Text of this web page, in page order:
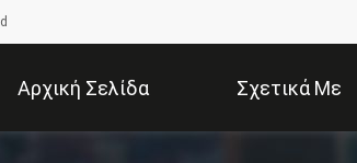
Αρχική Σελίδα Σχετικά Με